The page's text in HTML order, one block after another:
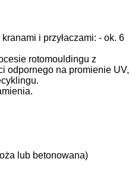
i przyłaczami: - ok. 6
rotomouldingu z
odpornego na promienie UV,
lub betonowana)